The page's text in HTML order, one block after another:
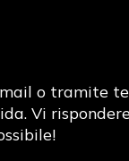
o tramite
Vi